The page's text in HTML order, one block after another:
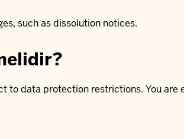
such as dissolution notices.
to data protection restrictions. You